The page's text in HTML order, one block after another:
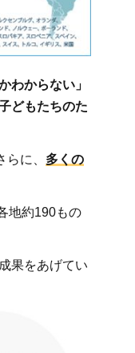
わからない」
どもたちのた
に、 多くの
地約190もの
果をあげてい